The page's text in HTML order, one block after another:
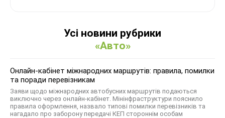
Усі новини рубрики
«Авто»
Онлайн-кабінет міжнародних маршрутів: правила, помилки
та поради перевізникам
Заяви щодо міжнародних автобусних маршрутів подаються
виключно через онлайн-кабінет. Мінінфраструктури пояснило
правила оформлення, назвало типові помилки перевізників та
нагадало про заборону передачі КЕП стороннім особам